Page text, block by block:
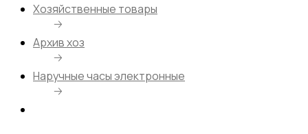
Хозяйственные товары
🡢
Архив хоз
🡢
Наручные часы электронные
🡢